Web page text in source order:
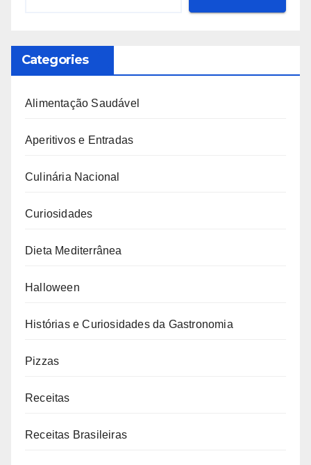
Categories
Alimentação Saudável
Aperitivos e Entradas
Culinária Nacional
Curiosidades
Dieta Mediterrânea
Halloween
Histórias e Curiosidades da Gastronomia
Pizzas
Receitas
Receitas Brasileiras